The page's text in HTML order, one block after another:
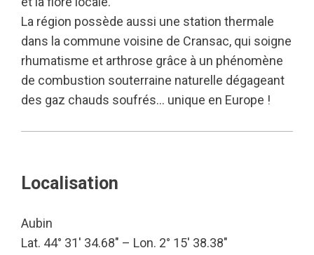
La région possède aussi une station thermale
dans la commune voisine de Cransac, qui soigne
rhumatisme et arthrose grâce à un phénomène
de combustion souterraine naturelle dégageant
des gaz chauds soufrés… unique en Europe !
Localisation
Aubin
Lat. 44° 31′ 34.68″ – Lon. 2° 15′ 38.38″